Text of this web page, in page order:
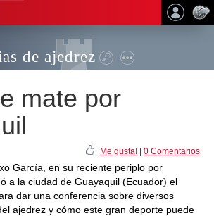
de ajedrez
mate por
Me gusta! 0 Comentarios
García, en su reciente periplo por
a la ciudad de Guayaquil (Ecuador) el
dar una conferencia sobre diversos
ajedrez y cómo este gran deporte puede